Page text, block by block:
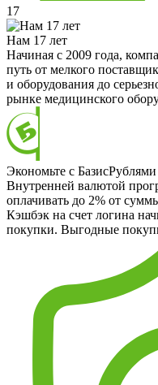
17
Нам 17 лет
Начиная с 2009 года,
путь от мелкого
и оборудования до
рынке медицинского
Экономьте с БазисРублями
Внутренней валютой
оплачивать до 2% от
Кэшбэк на счет логина
покупки. Выгодные